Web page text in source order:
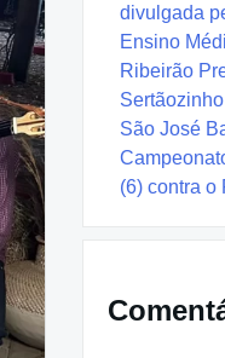
divulgada
Ensino
Ribeirão
São José
(6) contra o